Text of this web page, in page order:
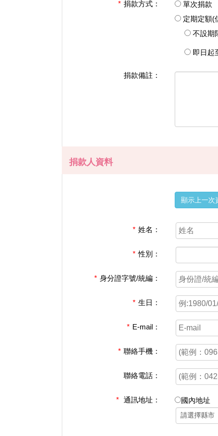
* 捐款方式：
單次捐款
定期定額(
不設期
即日起
捐款備註：
捐款人資料
顯示上一次
* 姓名：
* 性別：
* 身分證字號/統編：
* 生日：
* E-mail：
* 聯絡手機：
聯絡電話：
* 通訊地址： 國內地址